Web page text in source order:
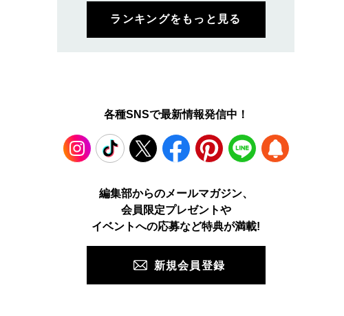
ランキングをもっと見る
各種SNSで最新情報発信中！
TikTok X Facebook Pinterest LINE
編集部からのメールマガジン、
会員限定プレゼントや
イベントへの応募など特典が満載!
新規会員登録